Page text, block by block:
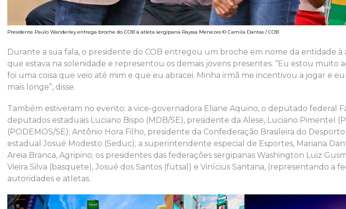
Presidente Paulo Wanderley entrega broche do COB à atleta sergipana Rayssa Menezes © Camila Dantas / COB
Durante a sua fala, o presidente do COB entregou um broche em nome da entidade à
que estava na solenidade e representou os demais jovens presentes. “Eu estou muito
foi uma coisa que veio até mim e que eu abracei. Minha irmã me incentivou a jogar e
mais longe”, disse.
Também estiveram no evento: a vice-governadora Eliane Aquino, o deputado federal
deputados estaduais Luciano Bispo (MDB/SE), presidente da Alese, Luciano Pimentel
(PODEMOS/SE); Antônio Hora Filho, presidente da Confederação Brasileira do
estadual Josué Modesto (Seduc); a superintendente especial de Esportes, Mariana
Areia Branca, Agripino; os presidentes das federações sergipanas Washington Luiz
Vieira Silva (basquete), Josué dos Santos (futsal) e Vinícius Santana, (representando a
autoridades e atletas.